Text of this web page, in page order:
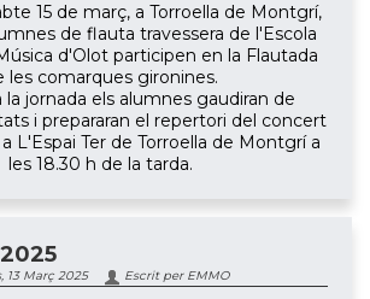
15 de març, a Torroella de Montgrí,
de flauta travessera de l'Escola
d'Olot participen en la Flautada
les comarques gironines.
jornada els alumnes gaudiran de
i prepararan el repertori del concert
L'Espai Ter de Torroella de Montgrí a
les 18.30 h de la tarda.
13 Març 2025 Escrit per EMMO